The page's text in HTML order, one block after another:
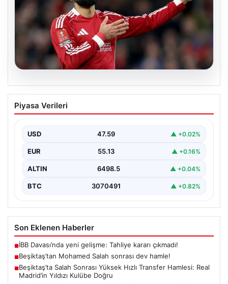
05.08.2026
Beşiktaş’tan Mohamed Salah sonrası
dev hamle!
Piyasa Verileri
USD 47.59 ▲ +0.02%
EUR 55.13 ▲ +0.16%
ALTIN 6498.5 ▲ +0.04%
BTC 3070491 ▲ +0.82%
Son Eklenen Haberler
■İBB Davası’nda yeni gelişme: Tahliye kararı çıkmadı!
■Beşiktaş’tan Mohamed Salah sonrası dev hamle!
■Beşiktaş’ta Salah Sonrası Yüksek Hızlı Transfer Hamlesi: Real
Madrid’in Yıldızı Kulübe Doğru